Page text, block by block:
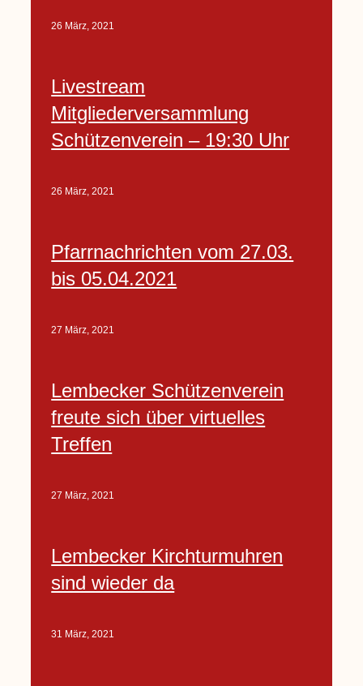
26 März, 2021
Livestream
Mitgliederversammlung
Schützenverein – 19:30 Uhr
26 März, 2021
Pfarrnachrichten vom 27.03.
bis 05.04.2021
27 März, 2021
Lembecker Schützenverein
freute sich über virtuelles
Treffen
27 März, 2021
Lembecker Kirchturmuhren
sind wieder da
31 März, 2021